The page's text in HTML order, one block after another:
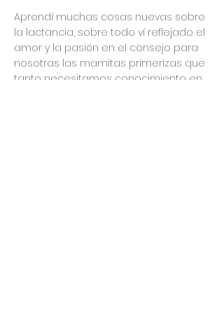
Aprendí muchas cosas nuevas sobre
la lactancia, sobre todo ví reflejado el
amor y la pasión en el consejo para
nosotras las mamitas primerizas que
tanto necesitamos conocimiento en